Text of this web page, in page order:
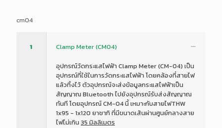
cm04
1 Clamp Meter (CM04)
อุปกรณ์วัดกระแสไฟฟ้า Clamp Meter (CM-04) เป็น
อุปกรณ์ที่ใช้ในการวัดกระแสไฟฟ้า โดยคล้องที่สายไฟ
แล้วทิ้งไว้ ตัวอุปกรณ์จะส่งข้อมูลกระแสไฟฟ้าเป็น
สัญญาณ Bluetooth ไปยังอุปกรณ์รับส่งสัญญาณ
ทันที โดยอุปกรณ์ CM-04 นี้ เหมาะกับสายไฟTHW
1x95 - 1x120 ยาชากิ ที่มีขนาดเส้นผ่านศูนย์กลางสาย
ไฟไม่เกิน 35 มิลลิเมตร